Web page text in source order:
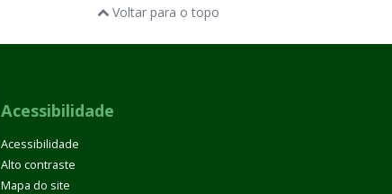
Voltar para o topo
Acessibilidade
Acessibilidade
Alto contraste
Mapa do site